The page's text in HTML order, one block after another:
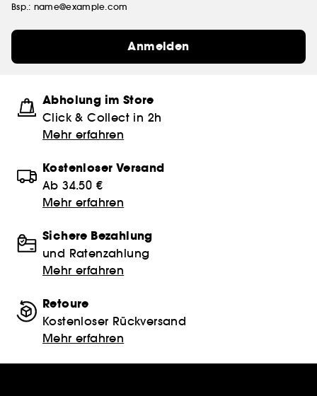
Bsp.: name@example.com
Anmelden
Abholung im Store
Click & Collect in 2h
Mehr erfahren
Kostenloser Versand
Ab 34.50 €
Mehr erfahren
Sichere Bezahlung
und Ratenzahlung
Mehr erfahren
Retoure
Kostenloser Rückversand
Mehr erfahren